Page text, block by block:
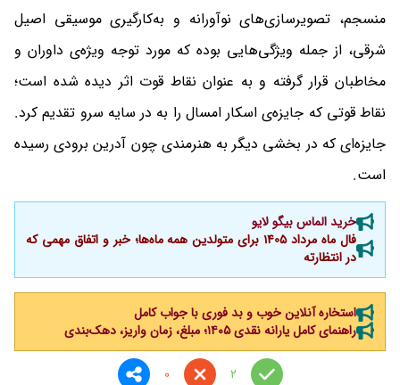
منسجم، تصویرسازی‌های نوآورانه و به‌کارگیری موسیقی اصیل
شرقی، از جمله ویژگی‌هایی بوده که مورد توجه ویژه‌ی داوران و
مخاطبان قرار گرفته و به عنوان نقاط قوت اثر دیده شده است؛
نقاط قوتی که جایزه‌ی اسکار امسال را به در سایه سرو تقدیم کرد.
جایزه‌ای که در بخشی دیگر به هنرمندی چون آدرین برودی رسیده
است.
خرید الماس بیگو لایو
فال ماه مرداد 1405 برای متولدین همه ماه‌ها؛ خبر و اتفاق مهمی که
در انتظارته
استخاره آنلاین خوب و بد فوری با جواب کامل
راهنمای کامل یارانه نقدی ۱۴۰۵؛ مبلغ، زمان واریز، دهک‌بندی
2
0